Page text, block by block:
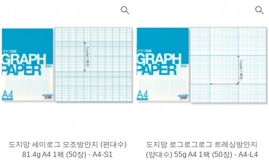
도지망 세미로그 모조방안지 (편대수)
81.4g A4 1팩 (50장) - A4-S1
도지망 로그로그로그 트레싱방안지
(양대수) 55g A4 1팩 (50장) - A4-L4